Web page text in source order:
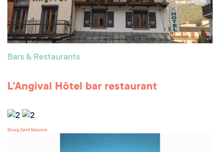
Bars & Restaurants
L'Angival Hôtel bar restaurant
Bourg Saint Maurice